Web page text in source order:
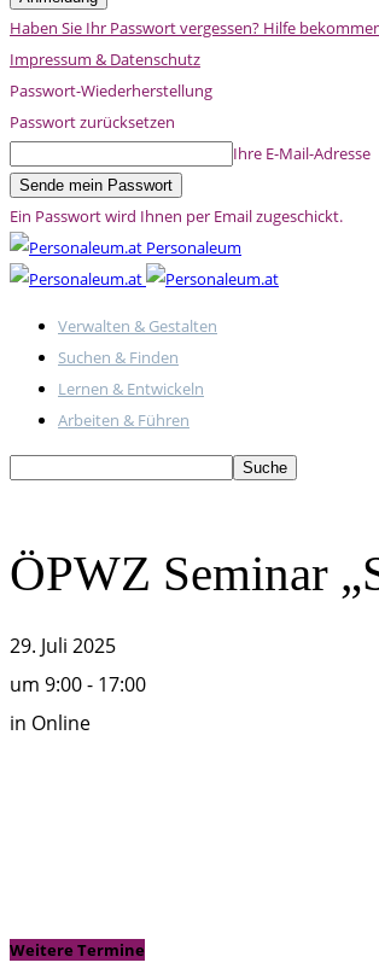
Haben Sie Ihr Passwort vergessen? Hilfe
Impressum & Datenschutz
Passwort-Wiederherstellung
Passwort zurücksetzen
Ihre E-Mail-Adresse
Ein Passwort wird Ihnen per Email zugeschickt.
Personaleum
Verwalten & Gestalten
Suchen & Finden
Lernen & Entwickeln
Arbeiten & Führen
ÖPWZ Seminar
29. Juli 2025
um 9:00 - 17:00
in Online
Weitere Termine